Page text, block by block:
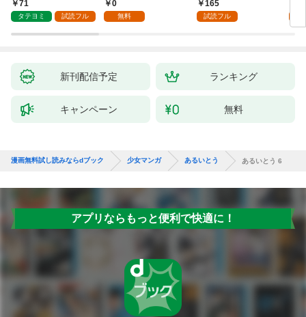
71
タテヨミ 試読フル
0
無料
で、責任とってもらい
165
試読フル
新刊配信予定 ランキング
キャンペーン 無料
漫画無料試し読みならdブック 少女マンガ あるいとう あるいとう 6
アプリならもっと便利で快適に！